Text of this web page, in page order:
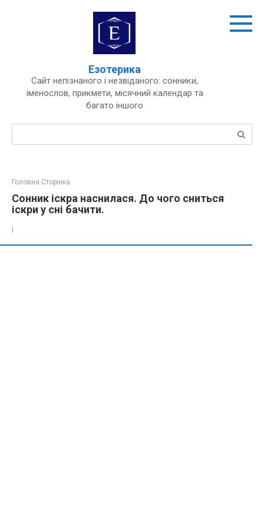
Езотерика
Сайт непізнаного і незвіданого: сонники,
іменослов, прикмети, місячний календар та
багато іншого
Пошук:
Головна Сторінка
Сонник іскра наснилася. До чого сниться
іскри у сні бачити.
І